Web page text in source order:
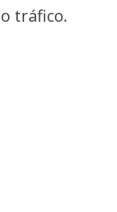
o tráfico.